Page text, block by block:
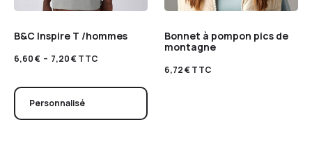
B&C Inspire T /hommes
6,60€ – 7,20€TTC
Personnalisé
Bonnet à pompon pics de
montagne
6,72€TTC